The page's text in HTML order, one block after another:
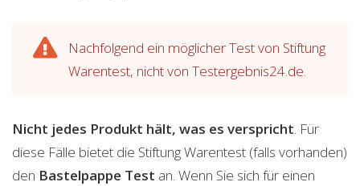
Nachfolgend ein möglicher Test von Stiftung
Warentest, nicht von Testergebnis24.de.
Nicht jedes Produkt hält, was es verspricht. Für
diese Fälle bietet die Stiftung Warentest (falls vorhanden)
den Bastelpappe Test an. Wenn Sie sich für einen